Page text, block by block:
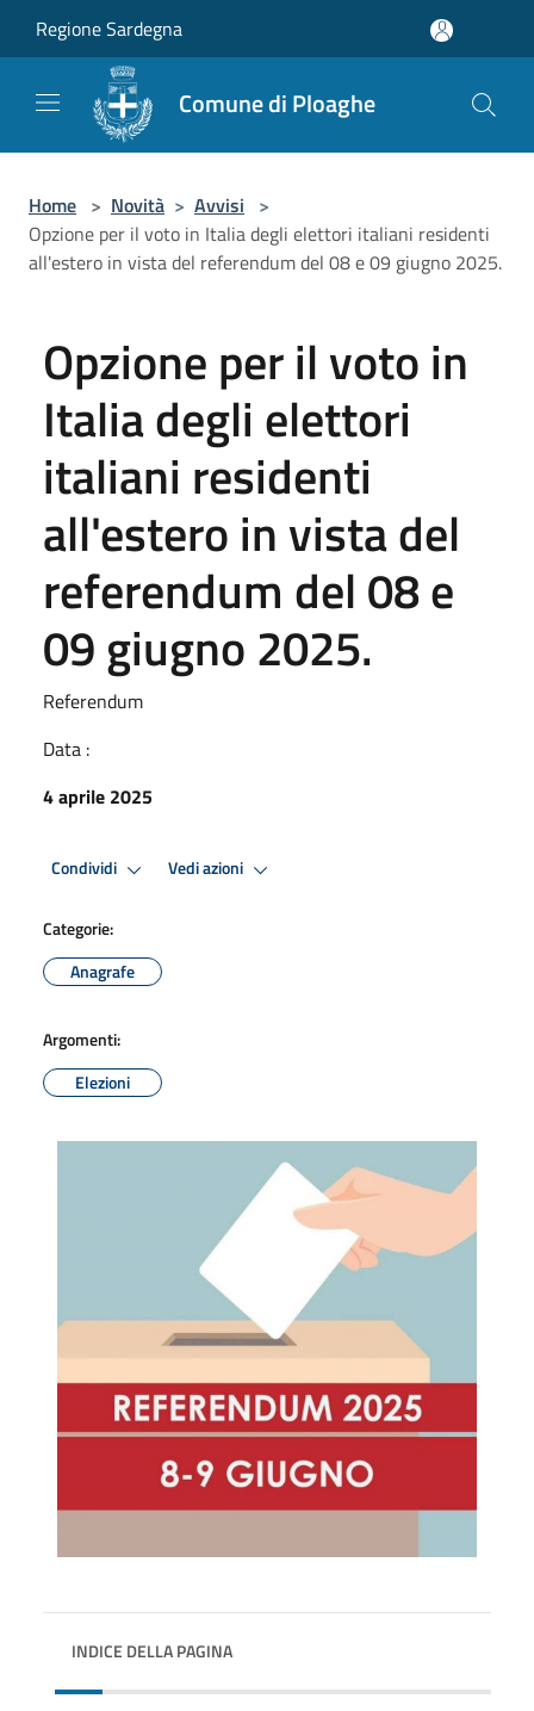
Regione Sardegna
Comune di Ploaghe
Home > Novità > Avvisi >
Opzione per il voto in Italia degli elettori italiani residenti
all'estero in vista del referendum del 08 e 09 giugno 2025.
Opzione per il voto in
Italia degli elettori
italiani residenti
all'estero in vista del
referendum del 08 e
09 giugno 2025.
Referendum
Data :
4 aprile 2025
Condividi Vedi azioni
Categorie:
Anagrafe
Argomenti:
Elezioni
INDICE DELLA PAGINA